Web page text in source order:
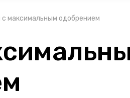
с максимальным одобрением